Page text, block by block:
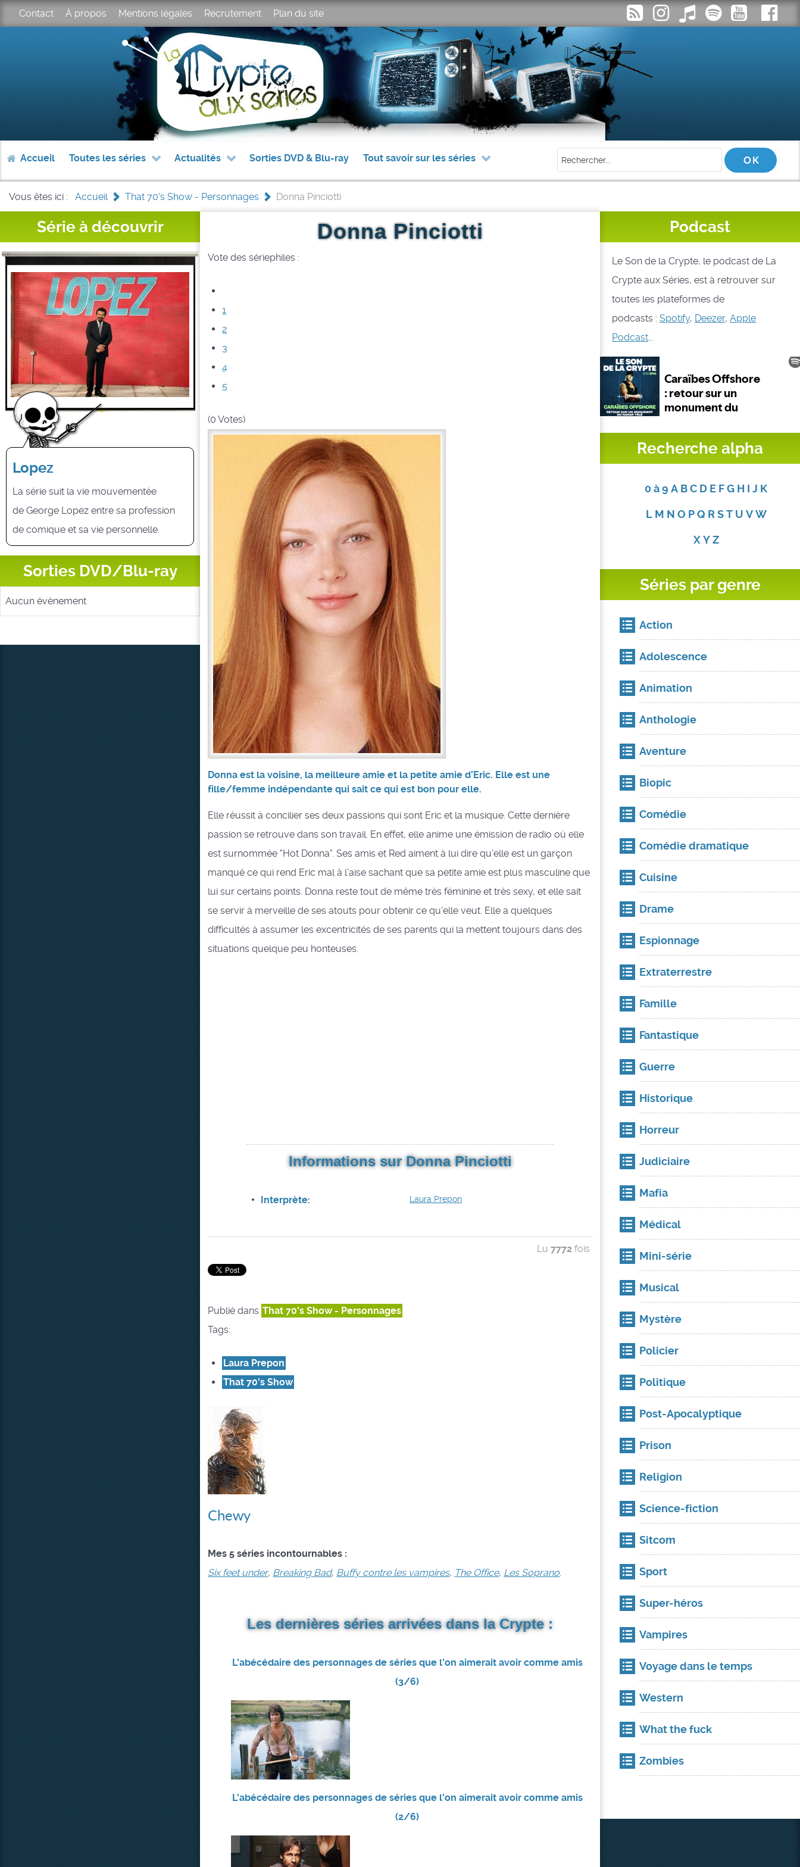
Contact À propos Mentions légales Recrutement Plan du site
Accueil Toutes les séries Actualités Sorties DVD & Blu-ray Tout savoir sur les séries
Vous êtes ici : Accueil > That 70's Show - Personnages > Donna Pinciotti
Série à découvrir
Lopez
La série suit la vie mouvementée
de George Lopez entre sa profession
de comique et sa vie personnelle.
Sorties DVD/Blu-ray
Aucun évènement
Donna Pinciotti
Vote des sériephiles :
1
2
3
4
5
(0 Votes)
Donna est la voisine, la meilleure amie et la petite amie d’Eric. Elle est une
fille/femme indépendante qui sait ce qui est bon pour elle.
Elle réussit à concilier ses deux passions qui sont Eric et la musique. Cette dernière
passion se retrouve dans son travail. En effet, elle anime une émission de radio où elle
est surnommée "Hot Donna". Ses amis et Red aiment à lui dire qu’elle est un garçon
manqué ce qui rend Eric mal à l’aise sachant que sa petite amie est plus masculine que
lui sur certains points. Donna reste tout de même très féminine et très sexy, et elle sait
se servir à merveille de ses atouts pour obtenir ce qu’elle veut. Elle a quelques
difficultés à assumer les excentricités de ses parents qui la mettent toujours dans des
situations quelque peu honteuses.
Informations sur Donna Pinciotti
Interprète: Laura Prepon
Lu 7772fois
Publié dans That 70's Show - Personnages
Tags:
Laura Prepon
That 70's Show
Chewy
Mes 5 séries incontournables :
Six feet under, Breaking Bad, Buffy contre les vampires, The Office, Les Soprano
Les dernières séries arrivées dans la Crypte :
L'abécédaire des personnages de séries que l'on aimerait avoir comme amis
(3/6)
L'abécédaire des personnages de séries que l'on aimerait avoir comme amis
(2/6)
Podcast
Le Son de la Crypte, le podcast de La
Crypte aux Séries, est à retrouver sur
toutes les plateformes de
podcasts : Spotify, Deezer, Apple
Podcast...
Recherche alpha
0 à 9 A BC D E FG H I J K
L M N O P Q R S T U V W
X Y Z
Séries par genre
Action
Adolescence
Animation
Anthologie
Aventure
Biopic
Comédie
Comédie dramatique
Cuisine
Drame
Espionnage
Extraterrestre
Famille
Fantastique
Guerre
Historique
Horreur
Judiciaire
Mafia
Médical
Mini-série
Musical
Mystère
Policier
Politique
Post-Apocalyptique
Prison
Religion
Science-fiction
Sitcom
Sport
Super-héros
Vampires
Voyage dans le temps
Western
What the fuck
Zombies